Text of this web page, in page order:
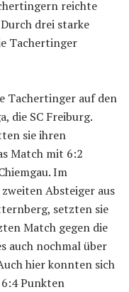
reichte
drei starke
Tachertinger
Tachertinger auf den
die SC Freiburg.
sie ihren
Match mit 6:2
Im
Absteiger aus
setzten sie
Match gegen die
auch nochmal über
hier konnten sich
6:4 Punkten